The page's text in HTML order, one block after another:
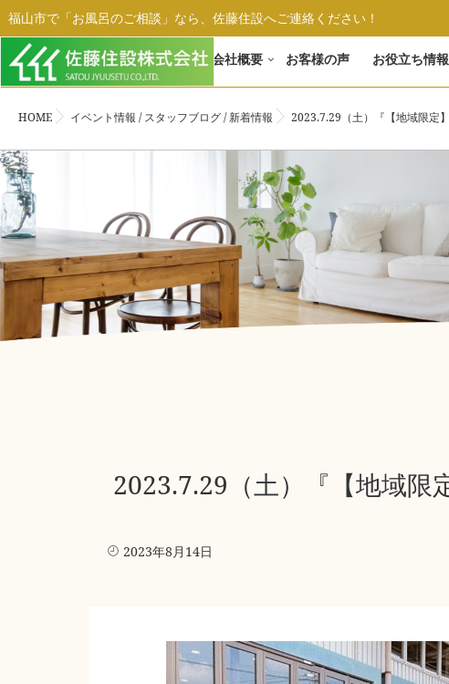
福山市で「お風呂のご相談」なら、佐藤住設へご連絡ください！
ホーム 会社概要 お客様の声 お役立ち情報
HOME イベント情報 /スタッフブログ/新着情報 2023.7.29（土）『【地域限定
2023.7.29（土）『【地域
2023年8月14日